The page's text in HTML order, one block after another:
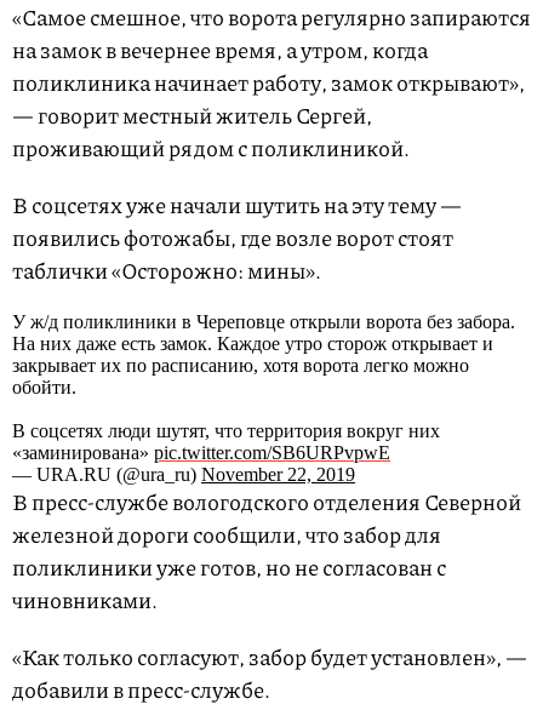
«Самое смешное, что ворота регулярно запираются
на замок в вечернее время, а утром, когда
поликлиника начинает работу, замок открывают»,
— говорит местный житель Сергей,
проживающий рядом с поликлиникой.
В соцсетях уже начали шутить на эту тему —
появились фотожабы, где возле ворот стоят
таблички «Осторожно: мины».
У ж/д поликлиники в Череповце открыли ворота без забора.
На них даже есть замок. Каждое утро сторож открывает и
закрывает их по расписанию, хотя ворота легко можно
обойти.
В соцсетях люди шутят, что территория вокруг них
«заминирована» pic.twitter.com/SB6URPvpwE
— URA.RU (@ura_ru) November 22, 2019
В пресс-службе вологодского отделения Северной
железной дороги сообщили, что забор для
поликлиники уже готов, но не согласован с
чиновниками.
«Как только согласуют, забор будет установлен», —
добавили в пресс-службе.